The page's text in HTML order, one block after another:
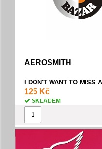
AEROSMITH
I DON'T WANT TO MISS
125 Kč
SKLADEM